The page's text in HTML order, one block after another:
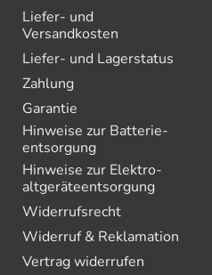
Liefer- und
Versandkosten
Liefer- und Lagerstatus
Zahlung
Garantie
Hinweise zur Batterie­
entsorgung
Hinweise zur Elektro­
altgeräte­entsorgung
Widerrufsrecht
Widerruf & Reklamation
Vertrag widerrufen